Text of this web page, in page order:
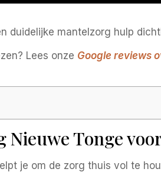
duidelijke mantelzorg hulp
Lees onze Google reviews
Tonge
je om de zorg thuis vol te